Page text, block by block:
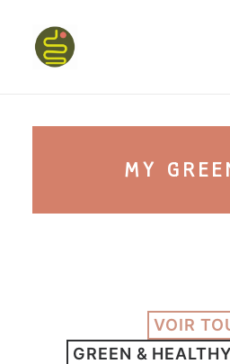
PROGRAMME
MY
VOIR
GREEN &